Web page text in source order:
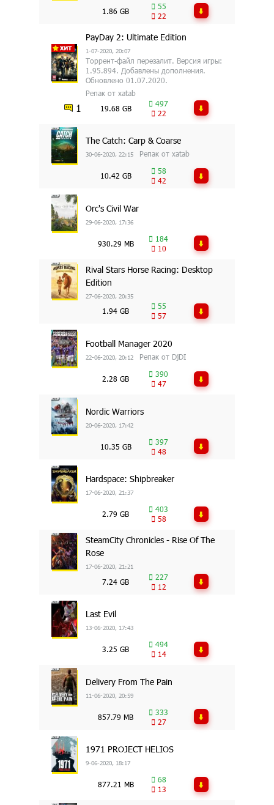
1.86 GB
55
22
PayDay 2: Ultimate Edition
1-07-2020, 20:07
Торрент-файл перезалит. Версия игры:
1.95.894. Добавлены дополнения.
Обновлено 01.07.2020.
Репак от xatab
1 19.68 GB
497
22
The Catch: Carp & Coarse
30-06-2020, 22:15 Репак от xatab
10.42 GB
58
42
Orc's Civil War
29-06-2020, 17:36
930.29 MB
184
10
Rival Stars Horse Racing: Desktop
Edition
27-06-2020, 20:35
1.94 GB
55
57
Football Manager 2020
22-06-2020, 20:12 Репак от DjDI
2.28 GB
390
47
Nordic Warriors
20-06-2020, 17:42
10.35 GB
397
48
Hardspace: Shipbreaker
17-06-2020, 21:37
2.79 GB
403
58
SteamCity Chronicles - Rise Of The
Rose
17-06-2020, 21:21
7.24 GB
227
12
Last Evil
13-06-2020, 17:43
3.25 GB
494
14
Delivery From The Pain
11-06-2020, 20:59
857.79 MB
333
27
1971 PROJECT HELIOS
9-06-2020, 18:17
877.21 MB
68
13